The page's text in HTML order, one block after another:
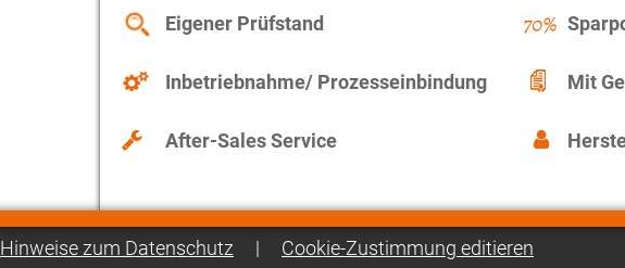
Eigener Prüfstand
Inbetriebnahme/ Prozesseinbindung Mit
After-Sales Service
Hinweise zum Datenschutz | Cookie-Zustimmung editieren